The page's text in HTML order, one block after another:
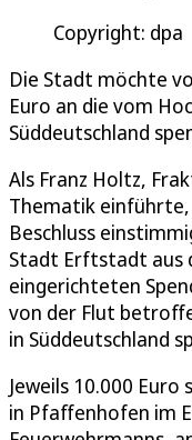
Copyright: dpa
Die Stadt möchte
Euro an die vom
Süddeutschland
Als Franz Holtz,
Thematik einführte,
Beschluss
Stadt Erftstadt aus
eingerichteten
von der Flut
in Süddeutschland
Jeweils 10.000
in Pfaffenhofen im